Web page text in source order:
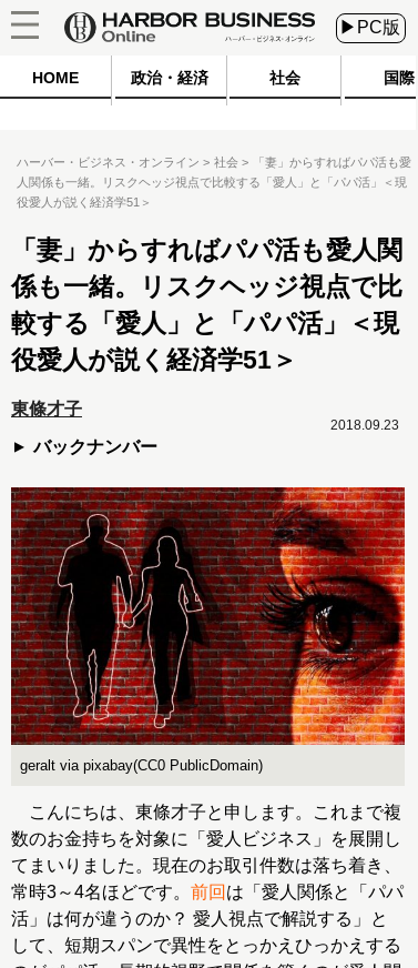
▶PC版
HOME 政治・経済 社会 国際
ハーバー・ビジネス・オンライン 社会
「妻」からすればパパ活も愛
人関係も一緒。リスクヘッジ視点で比較する「愛人」と「パパ活」＜現
役愛人が説く経済学51＞
「妻」からすればパパ活も愛人関
係も一緒。リスクヘッジ視点で比
較する「愛人」と「パパ活」＜現
役愛人が説く経済学51＞
東條才子
バックナンバー
2018.09.23
geralt via pixabay(CC0 PublicDomain)
こんにちは、東條才子と申します。これまで複
数のお金持ちを対象に「愛人ビジネス」を展開し
てまいりました。現在のお取引件数は落ち着き、
常時3～4名ほどです。 前回 は「愛人関係と「パパ
活」は何が違うのか？ 愛人視点で解説する」と
して、短期スパンで異性をとっかえひっかえする